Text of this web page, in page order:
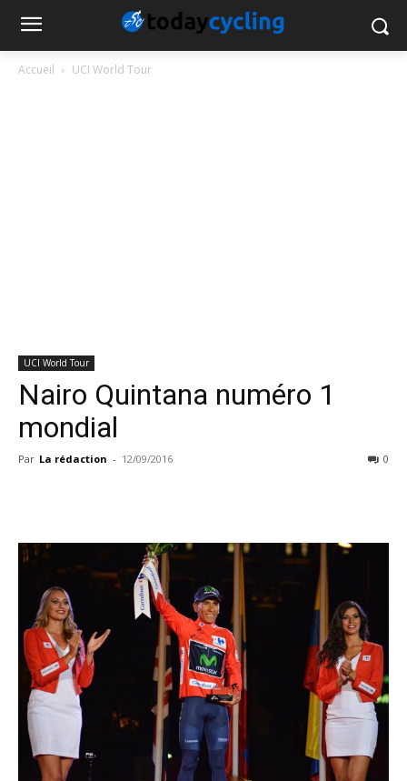
Accueil UCI World Tour
UCI World Tour
Nairo Quintana numéro 1
mondial
Par La rédaction - 12/09/2016 0